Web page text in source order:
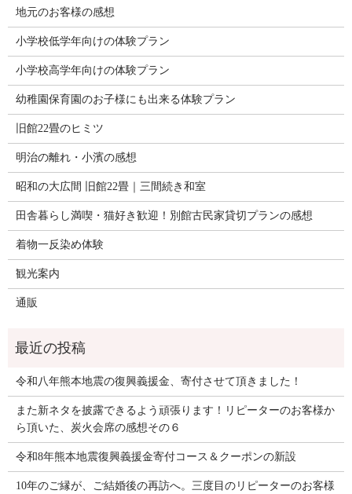
地元のお客様の感想
小学校低学年向けの体験プラン
小学校高学年向けの体験プラン
幼稚園保育園のお子様にも出来る体験プラン
旧館22畳のヒミツ
明治の離れ・小濱の感想
昭和の大広間 旧館22畳｜三間続き和室
田舎暮らし満喫・猫好き歓迎！別館古民家貸切プランの感想
着物一反染め体験
観光案内
通販
令和八年熊本地震の復興義援金、寄付させて頂きました！
また新ネタを披露できるよう頑張ります！リピーターのお客様か
ら頂いた、炭火会席の感想その６
令和8年熊本地震復興義援金寄付コース＆クーポンの新設
10年のご縁が、ご結婚後の再訪へ。三度目のリピーターのお客様